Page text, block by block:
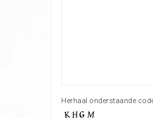
Herhaal onderstaande